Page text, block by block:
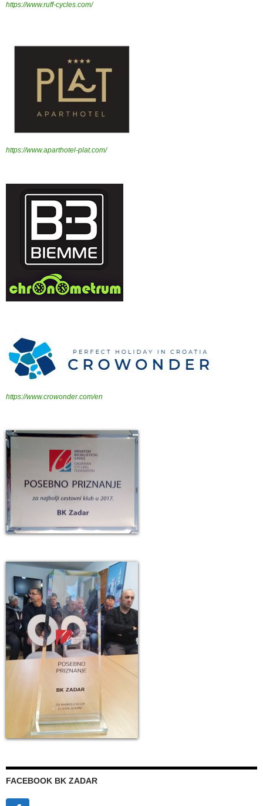
https://www.ruff-cycles.com/
https://www.aparthotel-plat.com/
https://www.crowonder.com/en
FACEBOOK BK ZADAR